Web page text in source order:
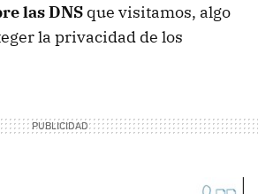
las DNS que visitamos, algo
la privacidad de los